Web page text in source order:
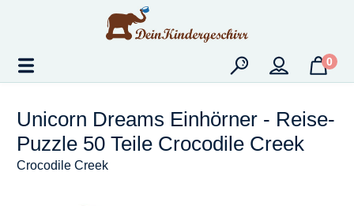
Zum Hauptinhalt springen
0
Unicorn Dreams Einhörner - Reise-
Puzzle 50 Teile Crocodile Creek
Crocodile Creek